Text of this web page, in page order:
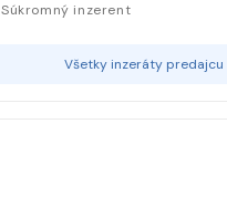
Súkromný inzerent
Všetky inzeráty predajcu